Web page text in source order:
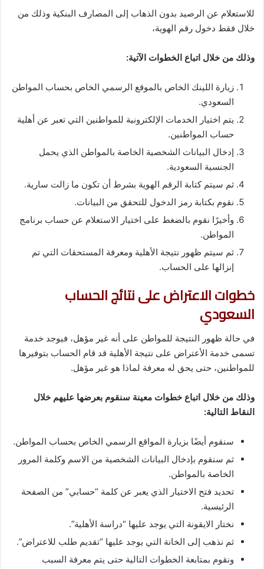
للاستعلام عن الرصيد بدون الذهاب إلى المصارف البنكية وذلك من
خلال فقط دخول رقم الهوية،
وذلك من خلال اتباع الخطوات الآتية:
زيارة اللينك الخاص بالموقع الرسمي الخاص بحساب المواطن
السعودي.
يتم اختيار الخدمات الإلكترونية للمواطنين التي تعبر عن أهلية
حساب المواطنين.
إدخال البيانات الشخصية الخاصة بالمواطن الذي يحمل
الجنسية السعودية.
ثم سيتم كتابة الرقم الهوية بشرط أن تكون ما زالت سارية.
نقوم بكتابة رمز الدخول للتحقق من البيانات.
وأخيرًا نقوم بالضغط على اختيار الاستعلام عن حساب برنامج
المواطن.
ثم سيتم ظهور نتيجة الأهلية ومعرفة المستحقات التي تم
إنزالها على الحساب.
خطوات الاعتراض على نتائج الحساب
السعودي
في حالة ظهور النتيجة للمواطن على أنه غير مؤهل، فيوجد خدمة
تسمى خدمة الأعتراض على نتيجة الأهلية قد قام الحساب بتوفيرها
للمواطنين، حتى يحق له معرفة لماذا هو غير مؤهل.
وذلك من خلال اتباع خطوات معينة سنقوم بعرضها عليهم خلال
النقاط التالية:
سنقوم أيضًا بزيارة المواقع الرسمي الخاص بحساب المواطن.
ثم سنقوم بإدخال البيانات الشخصية من الاسم وكلمة المرور
الخاصة بالمواطن.
تحديد فتح الاختيار الذي يعبر عن كلمة “حسابي” من الصفحة
الرئيسية.
نختار الايقونة التي يوجد عليها “دراسة الأهلية”.
ثم نذهب إلى الخانة التي يوجد عليها “تقديم طلب للاعتراض”.
ونقوم بمتابعة الخطوات التالية حتى يتم معرفة السبب